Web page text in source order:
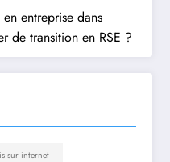
entreprise dans
de transition en RSE ?
sur internet